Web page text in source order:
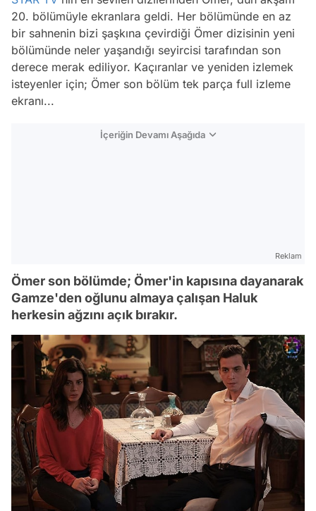
20. bölümüyle ekranlara geldi. Her bölümünde en az
bir sahnenin bizi şaşkına çevirdiği Ömer dizisinin yeni
bölümünde neler yaşandığı seyircisi tarafından son
derece merak ediliyor. Kaçıranlar ve yeniden izlemek
isteyenler için; Ömer son bölüm tek parça full izleme
ekranı...
İçeriğin Devamı Aşağıda
Reklam
Ömer son bölümde; Ömer'in kapısına dayanarak
Gamze'den oğlunu almaya çalışan Haluk
herkesin ağzını açık bırakır.